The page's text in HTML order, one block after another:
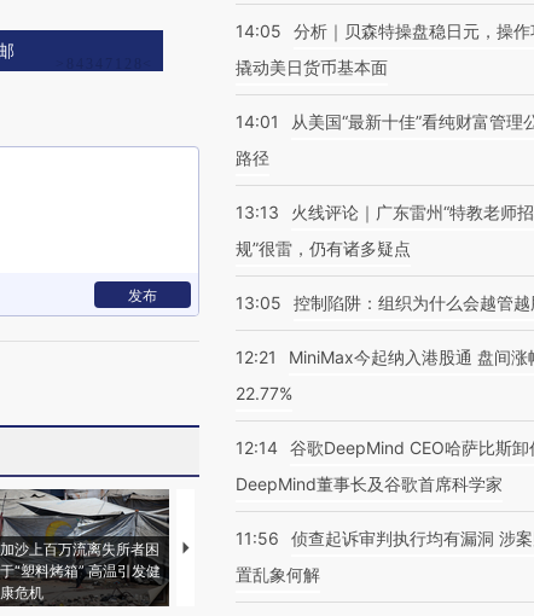
发布
加沙上百万流离失所者困
于“塑料烤箱” 高温引发健
康危机
马航飞行员跨国走私7万
粒摇头丸 尿检体内含3种
视线｜HYROX的吸金
14:05
分析｜贝森特操盘稳日元，操
撬动美日货币基本面
14:01
从美国“最新十佳”看纯财富管理
路径
13:13
火线评论｜广东雷州“特教老师
规”很雷，仍有诸多疑点
13:05 控制陷阱：组织为什么会越管越
12:21
MiniMax今起纳入港股通 盘间涨
22.77%
12:14 谷歌DeepMind CEO哈萨比斯卸
DeepMind董事长及谷歌首席科学家
11:56
侦查起诉审判执行均有漏洞 涉
置乱象何解